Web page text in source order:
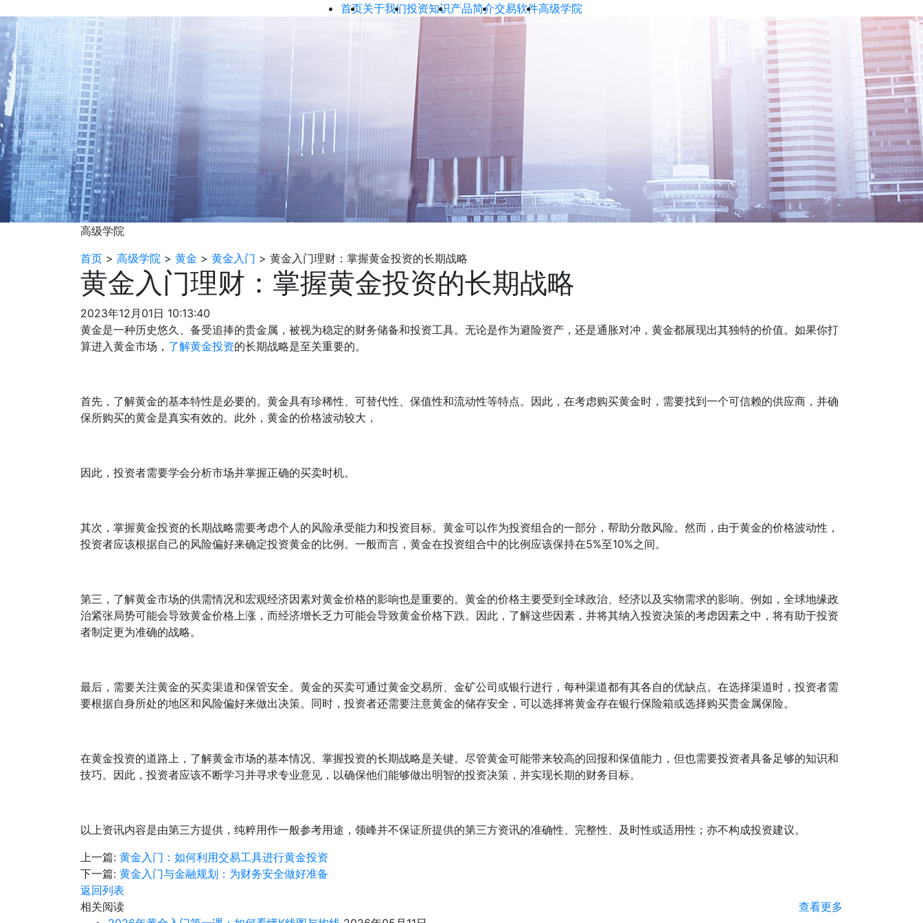
首页关于我们投资知识产品简介交易软件高级学院
高级学院
首页 > 高级学院 > 黄金 > 黄金入门 > 黄金入门理财：掌握黄金投资的长期战略
黄金入门理财：掌握黄金投资的长期战略
2023年12月01日 10:13:40
黄金是一种历史悠久、备受追捧的贵金属，被视为稳定的财务储备和投资工具。无论是作为避险资产，还是通胀对冲，黄金都展现出其独特的价值。如果你打
算进入黄金市场， 了解黄金投资的长期战略是至关重要的。
首先，了解黄金的基本特性是必要的。黄金具有珍稀性、可替代性、保值性和流动性等特点。因此，在考虑购买黄金时，需要找到一个可信赖的供应商，并确
保所购买的黄金是真实有效的。此外，黄金的价格波动较大，
因此，投资者需要学会分析市场并掌握正确的买卖时机。
其次，掌握黄金投资的长期战略需要考虑个人的风险承受能力和投资目标。黄金可以作为投资组合的一部分，帮助分散风险。然而，由于黄金的价格波动性，
投资者应该根据自己的风险偏好来确定投资黄金的比例。一般而言，黄金在投资组合中的比例应该保持在5%至10%之间。
第三，了解黄金市场的供需情况和宏观经济因素对黄金价格的影响也是重要的。黄金的价格主要受到全球政治、经济以及实物需求的影响。例如，全球地缘政
治紧张局势可能会导致黄金价格上涨，而经济增长乏力可能会导致黄金价格下跌。因此，了解这些因素，并将其纳入投资决策的考虑因素之中，将有助于投资
者制定更为准确的战略。
最后，需要关注黄金的买卖渠道和保管安全。黄金的买卖可通过黄金交易所、金矿公司或银行进行，每种渠道都有其各自的优缺点。在选择渠道时，投资者需
要根据自身所处的地区和风险偏好来做出决策。同时，投资者还需要注意黄金的储存安全，可以选择将黄金存在银行保险箱或选择购买贵金属保险。
在黄金投资的道路上，了解黄金市场的基本情况、掌握投资的长期战略是关键。尽管黄金可能带来较高的回报和保值能力，但也需要投资者具备足够的知识和
技巧。因此，投资者应该不断学习并寻求专业意见，以确保他们能够做出明智的投资决策，并实现长期的财务目标。
以上资讯内容是由第三方提供，纯粹用作一般参考用途，领峰并不保证所提供的第三方资讯的准确性、完整性、及时性或适用性；亦不构成投资建议。
上一篇: 黄金入门：如何利用交易工具进行黄金投资
下一篇: 黄金入门与金融规划：为财务安全做好准备
返回列表
相关阅读
查看更多